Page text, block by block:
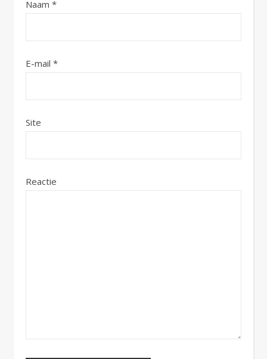
Naam *
E-mail *
Site
Reactie